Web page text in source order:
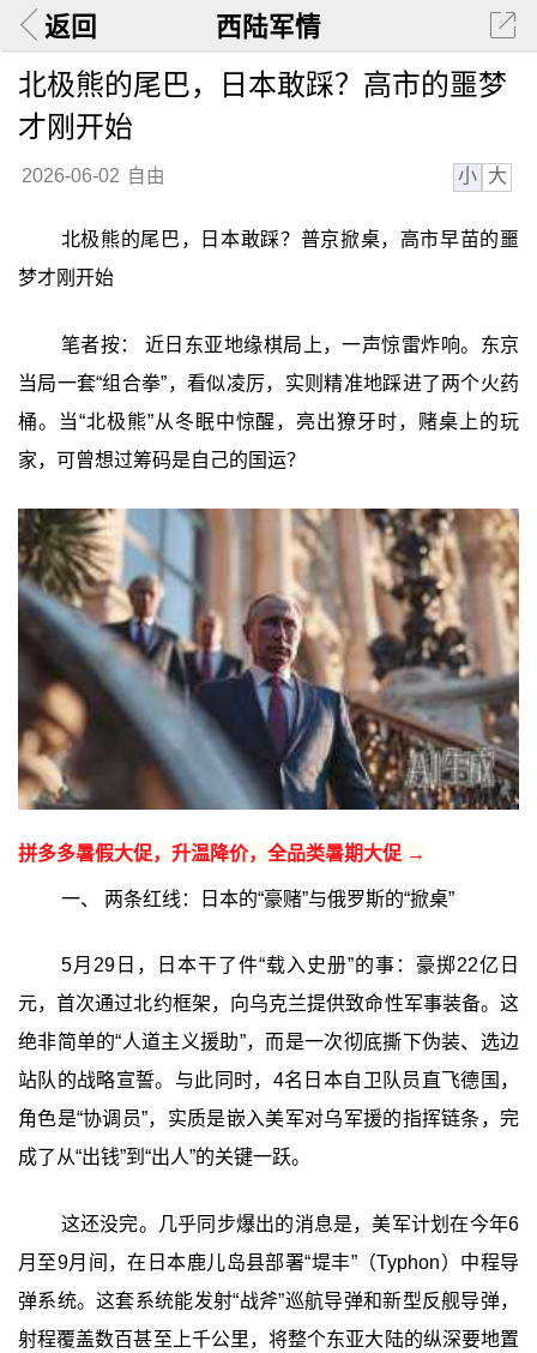
返回 西陆军情
北极熊的尾巴，日本敢踩？高市的噩梦
才刚开始
2026-06-02 自由 小 大
北极熊的尾巴，日本敢踩？普京掀桌，高市早苗的噩
梦才刚开始
笔者按： 近日东亚地缘棋局上，一声惊雷炸响。东京
当局一套“组合拳”，看似凌厉，实则精准地踩进了两个火药
桶。当“北极熊”从冬眠中惊醒，亮出獠牙时，赌桌上的玩
家，可曾想过筹码是自己的国运？
拼多多暑假大促，升温降价，全品类暑期大促 →
一、 两条红线：日本的“豪赌”与俄罗斯的“掀桌”
5月29日，日本干了件“载入史册”的事：豪掷22亿日
元，首次通过北约框架，向乌克兰提供致命性军事装备。这
绝非简单的“人道主义援助”，而是一次彻底撕下伪装、选边
站队的战略宣誓。与此同时，4名日本自卫队员直飞德国，
角色是“协调员”，实质是嵌入美军对乌军援的指挥链条，完
成了从“出钱”到“出人”的关键一跃。
这还没完。几乎同步爆出的消息是，美军计划在今年6
月至9月间，在日本鹿儿岛县部署“堤丰”（Typhon）中程导
弹系统。这套系统能发射“战斧”巡航导弹和新型反舰导弹，
射程覆盖数百甚至上千公里，将整个东亚大陆的纵深要地置